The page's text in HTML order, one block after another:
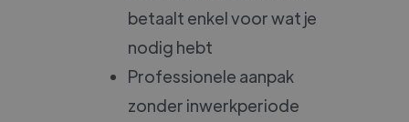
betaalt enkel voor wat je
nodig hebt
Professionele aanpak
zonder inwerkperiode